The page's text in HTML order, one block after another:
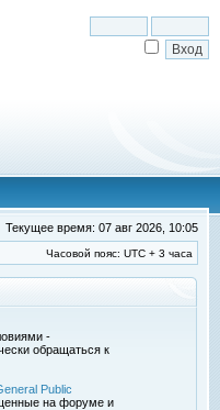
Текущее время: 07 авг 2026, 10:05
Часовой пояс: UTC + 3 часа
-
обращаться к
Public
на форуме и